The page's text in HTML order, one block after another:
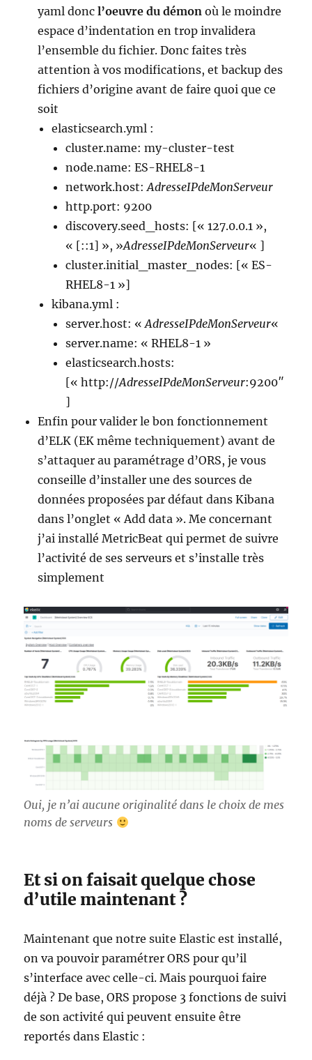
yaml doncl’oeuvre du démon où le moindre
espace d’indentation en trop invalidera
l’ensemble du fichier. Donc faites très
attention à vos modifications, et backup des
fichiers d’origine avant de faire quoi que ce
soit
elasticsearch.yml :
cluster.name: my-cluster-test
node.name: ES-RHEL8-1
network.host:AdresseIPdeMonServeur
http.port: 9200
discovery.seed_hosts: [« 127.0.0.1 »,
« [::1] », »AdresseIPdeMonServeur« ]
cluster.initial_master_nodes: [« ES-
RHEL8-1 »]
kibana.yml :
server.host: «AdresseIPdeMonServeur«
server.name: « RHEL8-1 »
elasticsearch.hosts:
[« http://AdresseIPdeMonServeur:9200″
]
Enfin pour valider le bon fonctionnement
d’ELK (EK même techniquement) avant de
s’attaquer au paramétrage d’ORS, je vous
conseille d’installer une des sources de
données proposées par défaut dans Kibana
dans l’onglet « Add data ». Me concernant
j’ai installé MetricBeat qui permet de suivre
l’activité de ses serveurs et s’installe très
simplement
Oui, je n’ai aucune originalité dans le choix de mes
noms de serveurs
Et si on faisait quelque chose
d’utile maintenant ?
Maintenant que notre suite Elastic est installé,
on va pouvoir paramétrer ORS pour qu’il
s’interface avec celle-ci. Mais pourquoi faire
déjà ? De base, ORS propose 3 fonctions de suivi
de son activité qui peuvent ensuite être
reportés dans Elastic :